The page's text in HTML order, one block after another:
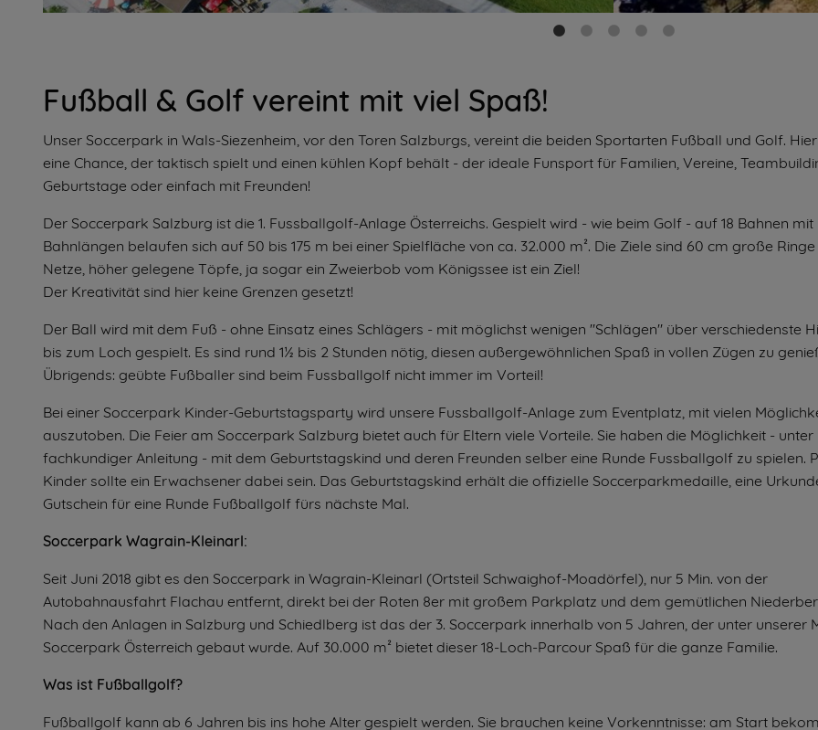
Fußball & Golf vereint mit viel Spaß!
Unser Soccerpark in Wals-Siezenheim, vor den Toren Salzburgs, vereint die beiden Sportarten Fußball und Golf.
eine Chance, der taktisch spielt und einen kühlen Kopf behält - der ideale Funsport für Familien, Vereine,
Geburtstage oder einfach mit Freunden!
Der Soccerpark Salzburg ist die 1. Fussballgolf-Anlage Österreichs. Gespielt wird - wie beim Golf - auf 18 Bahnen mit
Bahnlängen belaufen sich auf 50 bis 175 m bei einer Spielfläche von ca. 32.000 m². Die Ziele sind 60 cm große
Netze, höher gelegene Töpfe, ja sogar ein Zweierbob vom Königssee ist ein Ziel!
Der Kreativität sind hier keine Grenzen gesetzt!
Der Ball wird mit dem Fuß - ohne Einsatz eines Schlägers - mit möglichst wenigen "Schlägen" über verschiedenste
bis zum Loch gespielt. Es sind rund 1½ bis 2 Stunden nötig, diesen außergewöhnlichen Spaß in vollen Zügen zu
Übrigends: geübte Fußballer sind beim Fussballgolf nicht immer im Vorteil!
Bei einer Soccerpark Kinder-Geburtstagsparty wird unsere Fussballgolf-Anlage zum Eventplatz, mit vielen
auszutoben. Die Feier am Soccerpark Salzburg bietet auch für Eltern viele Vorteile. Sie haben die Möglichkeit - unter
fachkundiger Anleitung - mit dem Geburtstagskind und deren Freunden selber eine Runde Fussballgolf zu spielen.
Kinder sollte ein Erwachsener dabei sein. Das Geburtstagskind erhält die offizielle Soccerparkmedaille, eine
Gutschein für eine Runde Fußballgolf fürs nächste Mal.
Soccerpark Wagrain-Kleinarl:
Seit Juni 2018 gibt es den Soccerpark in Wagrain-Kleinarl (Ortsteil Schwaighof-Moadörfel), nur 5 Min. von der
Autobahnausfahrt Flachau entfernt, direkt bei der Roten 8er mit großem Parkplatz und dem gemütlichen
Nach den Anlagen in Salzburg und Schiedlberg ist das der 3. Soccerpark innerhalb von 5 Jahren, der unter unserer
Soccerpark Österreich gebaut wurde. Auf 30.000 m² bietet dieser 18-Loch-Parcour Spaß für die ganze Familie.
Was ist Fußballgolf?
Fußballgolf kann ab 6 Jahren bis ins hohe Alter gespielt werden. Sie brauchen keine Vorkenntnisse: am Start